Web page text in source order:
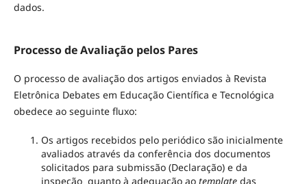
dados.
Processo de Avaliação pelos Pares
O processo de avaliação dos artigos enviados à Revista
Eletrônica Debates em Educação Científica e Tecnológica
obedece ao seguinte fluxo:
Os artigos recebidos pelo periódico são inicialmente
avaliados através da conferência dos documentos
solicitados para submissão (Declaração) e da
inspeção quanto à adequação ao templatedas